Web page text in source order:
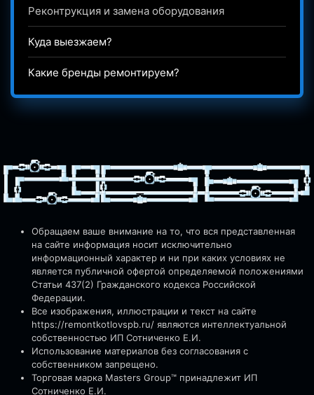
Реконтрукция и замена оборудования
Куда выезжаем?
Какие бренды ремонтируем?
Обращаем ваше внимание на то, что вся представленная
на сайте информация носит исключительно
информационный характер и ни при каких условиях не
является публичной офертой определяемой положениями
Статьи 437(2) Гражданского кодекса Российской
Федерации.
Все изображения, иллюстрации и текст на сайте
https://remontkotlovspb.ru/ являются интеллектуальной
собственностью ИП Сотниченко Е.И.
Использование материалов без согласования с
собственником запрещено.
Торговая марка Masters Group™ принадлежит ИП
Сотниченко Е.И.